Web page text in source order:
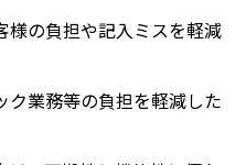
様の負担や記入ミスを軽減
ク業務等の負担を軽減した